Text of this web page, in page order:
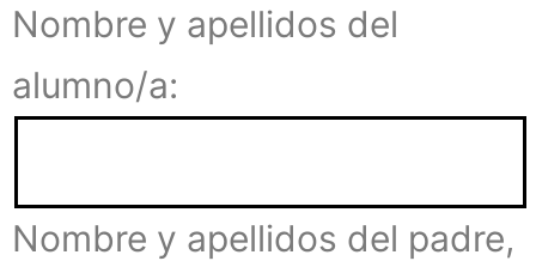
Nombre y apellidos del
alumno/a:
Nombre y apellidos del padre,